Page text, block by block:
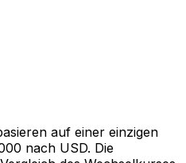
auf einer einzigen
nach USD. Die